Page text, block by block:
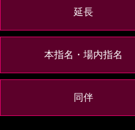
延長
本指名・場内指名
同伴